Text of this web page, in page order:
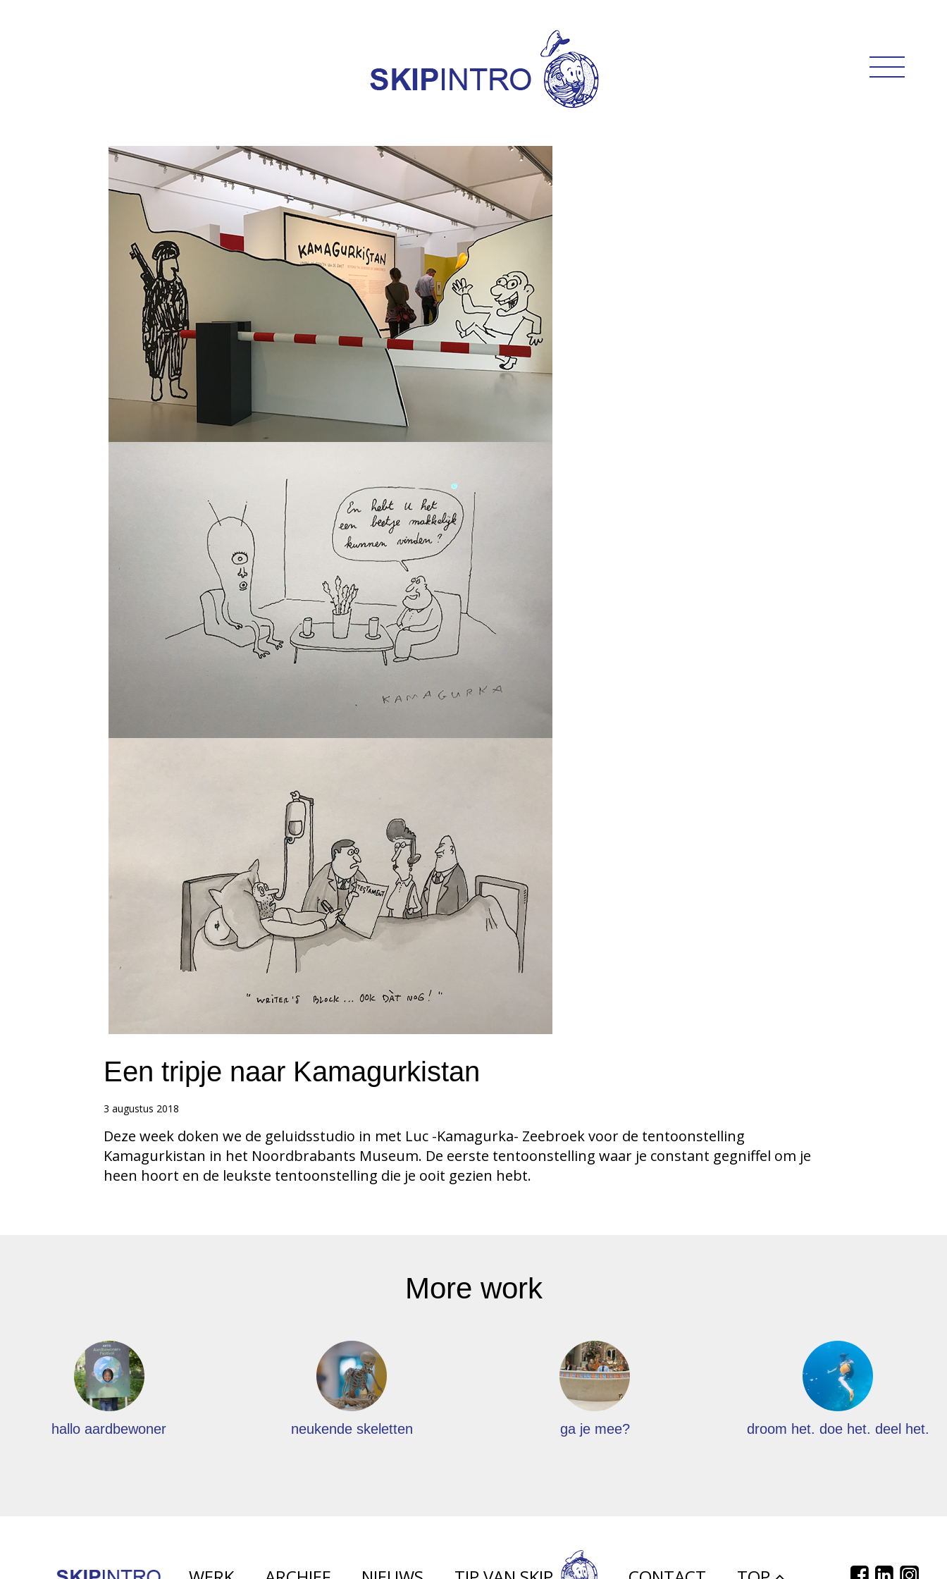
Een tripje naar Kamagurkistan
3 augustus 2018
Deze week doken we de geluidsstudio in met Luc -Kamagurka- Zeebroek voor de tentoonstelling
Kamagurkistan in het Noordbrabants Museum. De eerste tentoonstelling waar je constant gegniffel om je
heen hoort en de leukste tentoonstelling die je ooit gezien hebt.
More work
hallo aardbewoner neukende skeletten ga je mee? droom het. doe het. deel het.